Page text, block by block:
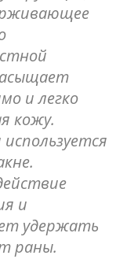
и легко
кожу.
и
удержать
раны.